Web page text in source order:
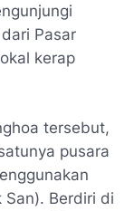
Pasar
kerap
tersebut,
pusara
Berdiri di